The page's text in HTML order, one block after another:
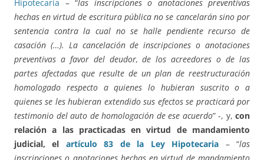
Hipotecaria – “las inscripciones o anotaciones preventivas
hechas en virtud de escritura pública no se cancelarán sino por
sentencia contra la cual no se halle pendiente recurso de
casación (…). La cancelación de inscripciones o anotaciones
preventivas a favor del deudor, de los acreedores o de las
partes afectadas que resulte de un plan de reestructuración
homologado respecto a quienes lo hubieran suscrito o a
quienes se les hubieran extendido sus efectos se practicará por
testimonio del auto de homologación de ese acuerdo” -, y, con
relación a las practicadas en virtud de mandamiento
judicial, el artículo 83 de la Ley Hipotecaria – “las